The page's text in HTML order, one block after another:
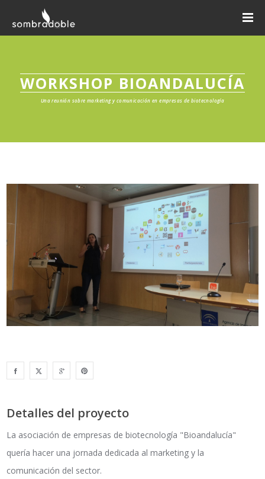
WORKSHOP BIOANDALUCÍA
Una reunión sobre marketing y comunicación en empresas de biotecnología
Detalles del proyecto
La asociación de empresas de biotecnología "Bioandalucía"
quería hacer una jornada dedicada al marketing y la
comunicación del sector.